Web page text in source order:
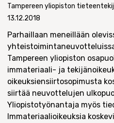
Tampereen yliopiston
13.12.2018
Parhaillaan meneillään
Tampereen yliopiston
immateriaali- ja
oikeuksiensiirtosopimusta
siirtää neuvottelujen
Yliopistotyönantaja myös
Immateriaalioikeuksia